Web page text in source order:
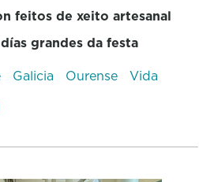
feitos de xeito artesanal
grandes da festa
Galicia Ourense
Vida